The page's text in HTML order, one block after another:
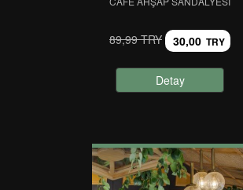
89,99 TRY 30,00 TRY
Detay